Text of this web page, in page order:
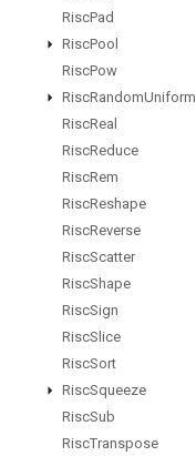
RiscPad
RiscPool
RiscPow
RiscRandomUniform
RiscReal
RiscReduce
RiscRem
RiscReshape
RiscReverse
RiscScatter
RiscShape
RiscSign
RiscSlice
RiscSort
RiscSqueeze
RiscSub
RiscTranspose
Bağlı kalma
Forum
Twitter